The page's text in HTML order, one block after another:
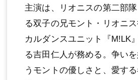
主演は、リオニスの第⼆部
る双⼦の兄モント・リオニ
カルダンスユニット『M!LK
る吉⽥仁⼈が務める。争い
うモントの優しさと、愛す